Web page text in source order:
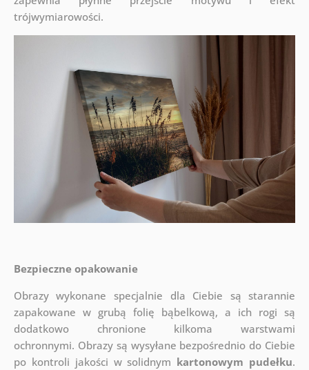
trójwymiarowości.
Bezpieczne opakowanie
Obrazy wykonane specjalnie dla Ciebie są starannie
zapakowane w grubą folię bąbelkową, a ich rogi są
dodatkowo chronione kilkoma warstwami
ochronnymi. Obrazy są wysyłane bezpośrednio do Ciebie
po kontroli jakości w solidnym kartonowym pudełku.